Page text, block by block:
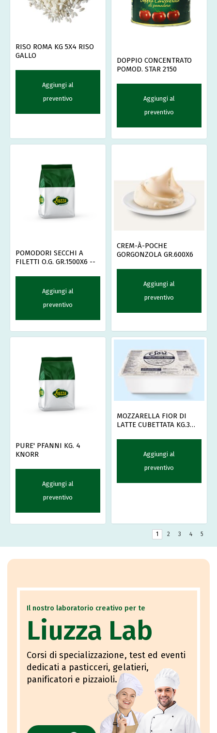
RISO ROMA KG 5X4 RISO
GALLO
Aggiungi al
preventivo
DOPPIO CONCENTRATO
POMOD. STAR 2150
Aggiungi al
preventivo
POMODORI SECCHI A
FILETTI O.G. GR.1500X6 --
Aggiungi al
preventivo
CREM-À-POCHE
GORGONZOLA GR.600X6
Aggiungi al
preventivo
PURE' PFANNI KG. 4
KNORR
Aggiungi al
preventivo
MOZZARELLA FIOR DI
LATTE CUBETTATA KG.3
Aggiungi al
preventivo
1 2 3 4 5
Il nostro laboratorio creativo per te
Liuzza Lab
Corsi di specializzazione, test ed eventi
dedicati a pasticceri, gelatieri,
panificatori e pizzaioli.